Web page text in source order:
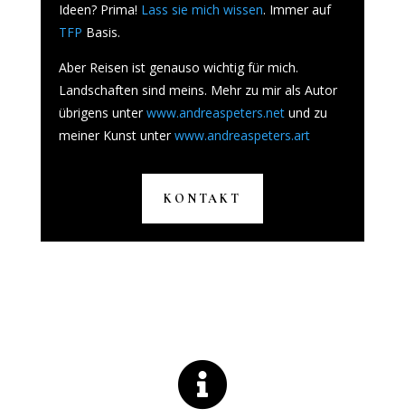
Ideen? Prima! Lass sie mich wissen. Immer auf
TFP Basis.
Aber Reisen ist genauso wichtig für mich.
Landschaften sind meins. Mehr zu mir als Autor
übrigens unterwww.andreaspeters.netund zu
meiner Kunst unterwww.andreaspeters.art
KONTAKT
